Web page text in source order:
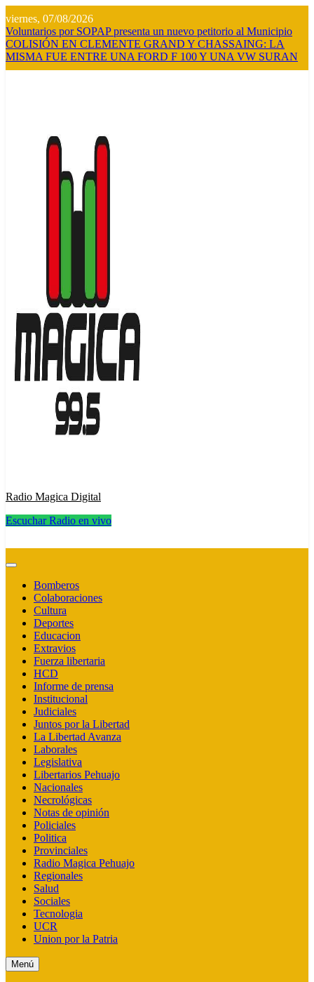
al
contenido
viernes, 07/08/2026
Voluntarios por SOPAP presenta un nuevo petitorio al Municipio
COLISIÓN EN CLEMENTE GRAND Y CHASSAING: LA
MISMA FUE ENTRE UNA FORD F 100 Y UNA VW SURAN
Radio Magica Digital
Escuchar Radio en vivo
Bomberos
Colaboraciones
Cultura
Deportes
Educacion
Extravios
Fuerza libertaria
HCD
Informe de prensa
Institucional
Judiciales
Juntos por la Libertad
La Libertad Avanza
Laborales
Legislativa
Libertarios Pehuajo
Nacionales
Necrológicas
Notas de opinión
Policiales
Politica
Provinciales
Radio Magica Pehuajo
Regionales
Salud
Sociales
Tecnologia
UCR
Union por la Patria
Menú